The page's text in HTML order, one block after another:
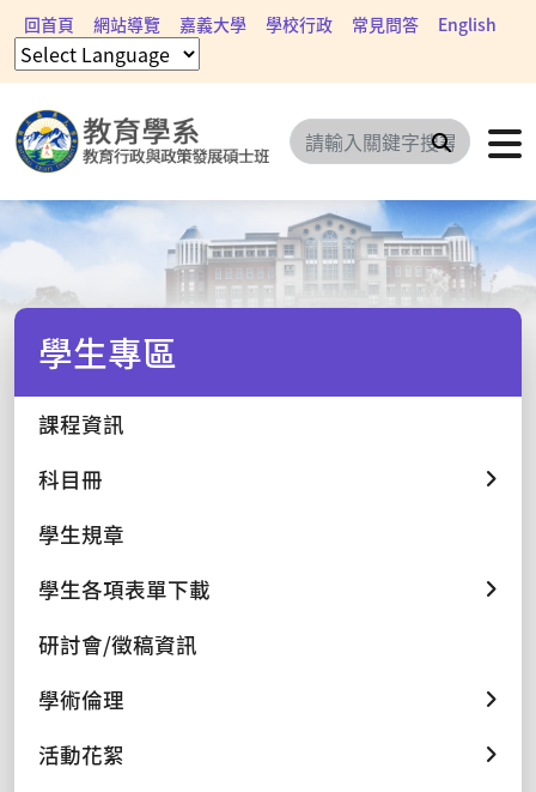
回首頁 網站導覽 嘉義大學 學校行政 常見問答 English
搜尋
學生專區
課程資訊
科目冊
學生規章
學生各項表單下載
研討會/徵稿資訊
學術倫理
活動花絮